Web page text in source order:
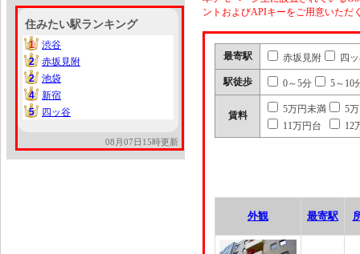
住みたい駅ランキング
1
1
渋谷
2
2
赤坂見附
2
2
池袋
4
4
新宿
5
5 四ッ谷
08月07日15時更新
ントおよびAPIキーをご用意いただ
最寄駅 赤坂見附 四
駅徒歩 0～5分 5～10
賃料
5万円未満
5
11万円台
12
外観 最寄駅